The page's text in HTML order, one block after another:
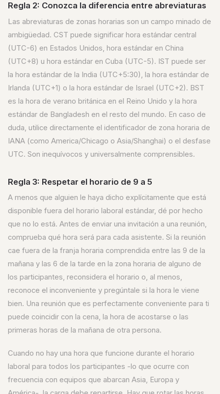
Regla 2: Conozca la diferencia entre abreviaturas
Las abreviaturas de zonas horarias son un campo minado de
ambigüedad. CST puede significar hora estándar central
(UTC-6) en Estados Unidos, hora estándar en China
(UTC+8) u hora estándar en Cuba (UTC-5). IST puede ser
la hora estándar de la India (UTC+5:30), la hora estándar de
Irlanda (UTC+1) o la hora estándar de Israel (UTC+2). BST
es la hora de verano británica en el Reino Unido y la hora
estándar de Bangladesh en el resto del mundo. En caso de
duda, utilice directamente el identificador de zona horaria de
IANA (como America/Chicago o Asia/Shanghai) o el desfase
UTC. Son inequívocos y universalmente comprensibles.
Regla 3: Respetar el horario de 9 a 5
A menos que alguien le haya dicho explícitamente que está
disponible fuera del horario laboral estándar, dé por hecho
que no lo está. Antes de enviar una invitación a una reunión,
comprueba qué hora será para cada asistente. Si la reunión
cae fuera de la franja horaria comprendida entre las 9 de la
mañana y las 6 de la tarde en la zona horaria de alguno de
los participantes, reconsidera el horario o, al menos,
reconoce el inconveniente y pregúntale si la hora le viene
bien. Una reunión que es perfectamente conveniente para ti
puede coincidir con la cena, la hora de acostarse o las
primeras horas de la mañana de otra persona.
Cuando no hay una hora que funcione durante el horario
laboral para todos los participantes -lo que ocurre con
frecuencia con equipos que abarcan Asia, Europa y